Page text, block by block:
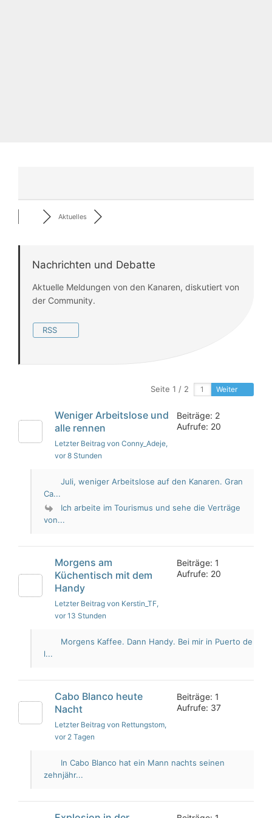
Aktuelles
Nachrichten und Debatte
Aktuelle Meldungen von den Kanaren, diskutiert von
der Community.
RSS
Seite 1 / 2 Weiter
Weniger Arbeitslose und
alle rennen
Letzter Beitrag von Conny_Adeje,
vor 8 Stunden
Beiträge: 2
Aufrufe: 20
Juli, weniger Arbeitslose auf den Kanaren. Gran
Ca...
Ich arbeite im Tourismus und sehe die Verträge
von...
Morgens am
Küchentisch mit dem
Handy
Letzter Beitrag von Kerstin_TF,
vor 13 Stunden
Beiträge: 1
Aufrufe: 20
Morgens Kaffee. Dann Handy. Bei mir in Puerto de
l...
Cabo Blanco heute
Nacht
Letzter Beitrag von Rettungstom,
vor 2 Tagen
Beiträge: 1
Aufrufe: 37
In Cabo Blanco hat ein Mann nachts seinen
zehnjähr...